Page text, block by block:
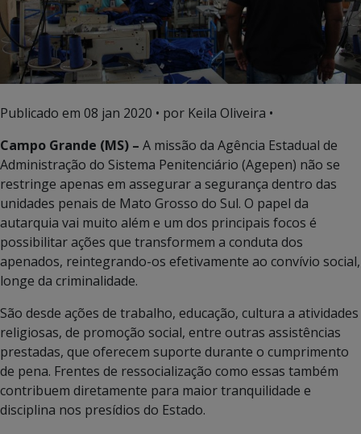
Publicado em 08 jan 2020 • por Keila Oliveira •
Campo Grande (MS) – A missão da Agência Estadual de
Administração do Sistema Penitenciário (Agepen) não se
restringe apenas em assegurar a segurança dentro das
unidades penais de Mato Grosso do Sul. O papel da
autarquia vai muito além e um dos principais focos é
possibilitar ações que transformem a conduta dos
apenados, reintegrando-os efetivamente ao convívio social,
longe da criminalidade.
São desde ações de trabalho, educação, cultura a atividades
religiosas, de promoção social, entre outras assistências
prestadas, que oferecem suporte durante o cumprimento
de pena. Frentes de ressocialização como essas também
contribuem diretamente para maior tranquilidade e
disciplina nos presídios do Estado.